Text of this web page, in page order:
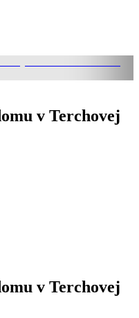
v Terchovej
v Terchovej